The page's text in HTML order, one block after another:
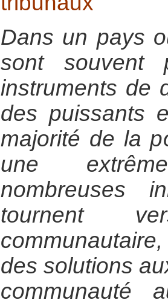
Dans un pays
sont souvent
instruments de
des puissants
majorité de la
une
nombreuses
tournent
des solutions
communauté